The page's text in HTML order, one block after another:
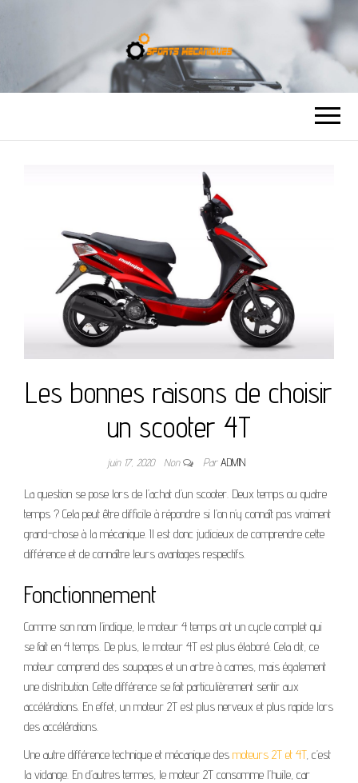
SPORTS
MÉCANIQUES
Les bonnes raisons de choisir
un scooter 4T
juin 17, 2020 Non ParADMIN
La question se pose lors de l’achat d’un scooter. Deux temps ou quatre
temps ? Cela peut être difficile à répondre si l’on n’y connaît pas vraiment
grand-chose à la mécanique. Il est donc judicieux de comprendre cette
différence et de connaître leurs avantages respectifs.
Fonctionnement
Comme son nom l’indique, le moteur 4 temps ont un cycle complet qui
se fait en 4 temps. De plus, le moteur 4T est plus élaboré. Cela dit, ce
moteur comprend des soupapes et un arbre à cames, mais également
une distribution. Cette différence se fait particulièrement sentir aux
accélérations. En effet, un moteur 2T est plus nerveux et plus rapide lors
des accélérations.
Une autre différence technique et mécanique des moteurs 2T et 4T, c’est
la vidange. En d’autres termes, le moteur 2T consomme l’huile, car